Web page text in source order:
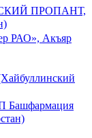
ПРОПАНТ,
РАО», Акъяр
Башфармация